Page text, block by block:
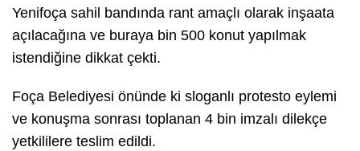
Yenifoça sahil bandında rant amaçlı olarak inşaata
açılacağına ve buraya bin 500 konut yapılmak
istendiğine dikkat çekti.
Foça Belediyesi önünde ki sloganlı protesto eylemi
ve konuşma sonrası toplanan 4 bin imzalı dilekçe
yetkililere teslim edildi.